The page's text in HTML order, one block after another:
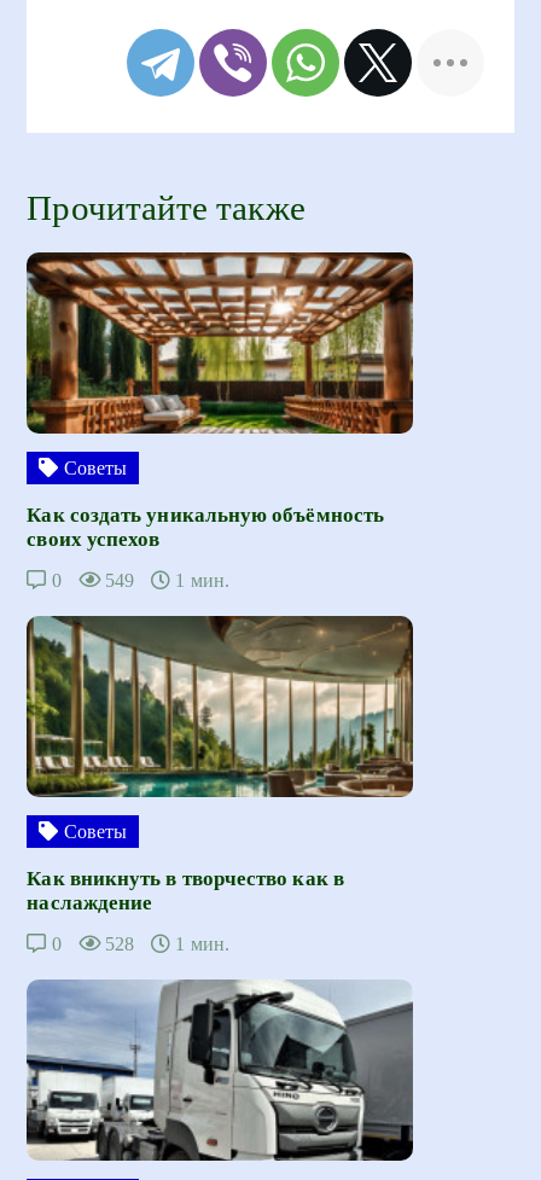
Прочитайте также
Советы
Как создать уникальную объёмность
своих успехов
0 549 1 мин.
Советы
Как вникнуть в творчество как в
наслаждение
0 528 1 мин.